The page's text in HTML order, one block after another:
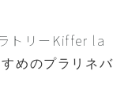
トリーKiffer la
めのプラリネバ